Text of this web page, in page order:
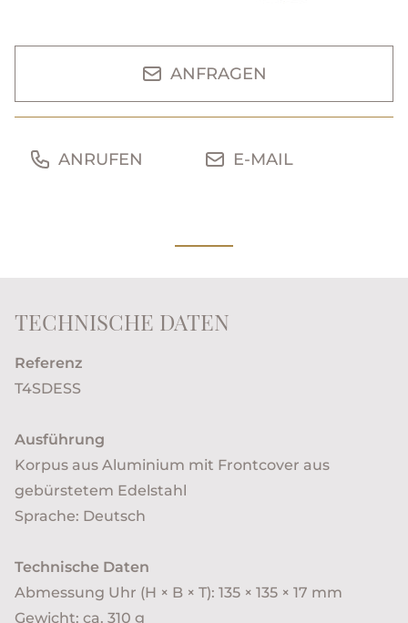
ANFRAGEN
ANRUFEN E-MAIL
TECHNISCHE DATEN
Referenz
T4SDESS
Ausführung
Korpus aus Aluminium mit Frontcover aus
gebürstetem Edelstahl
Sprache: Deutsch
Technische Daten
Abmessung Uhr (H × B × T): 135 × 135 × 17 mm
Gewicht: ca. 310 g